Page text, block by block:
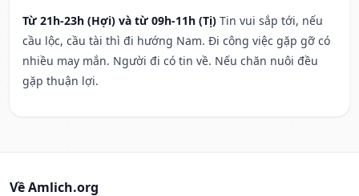
Từ 21h-23h (Hợi) và từ 09h-11h (Tị) Tin vui sắp tới, nếu
cầu lộc, cầu tài thì đi hướng Nam. Đi công việc gặp gỡ có
nhiều may mắn. Người đi có tin về. Nếu chăn nuôi đều
gặp thuận lợi.
Về Amlich.org